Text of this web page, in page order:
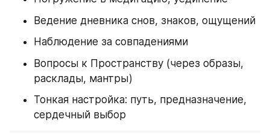
Ведение дневника снов, знаков, ощущений
Наблюдение за совпадениями
Вопросы к Пространству (через образы,
расклады, мантры)
Тонкая настройка: путь, предназначение,
сердечный выбор